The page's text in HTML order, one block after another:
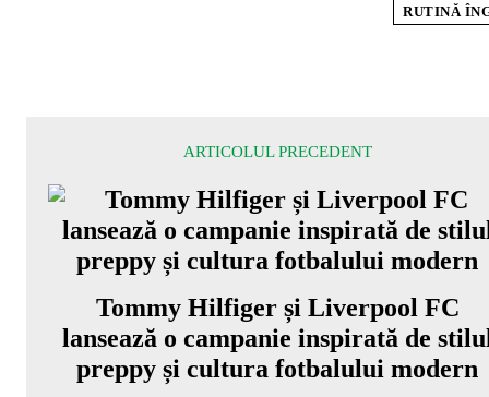
RUTINĂ
ARTICOLUL PRECEDENT
Tommy Hilfiger și Liverpool FC
lansează o campanie inspirată de
preppy și cultura fotbalului modern